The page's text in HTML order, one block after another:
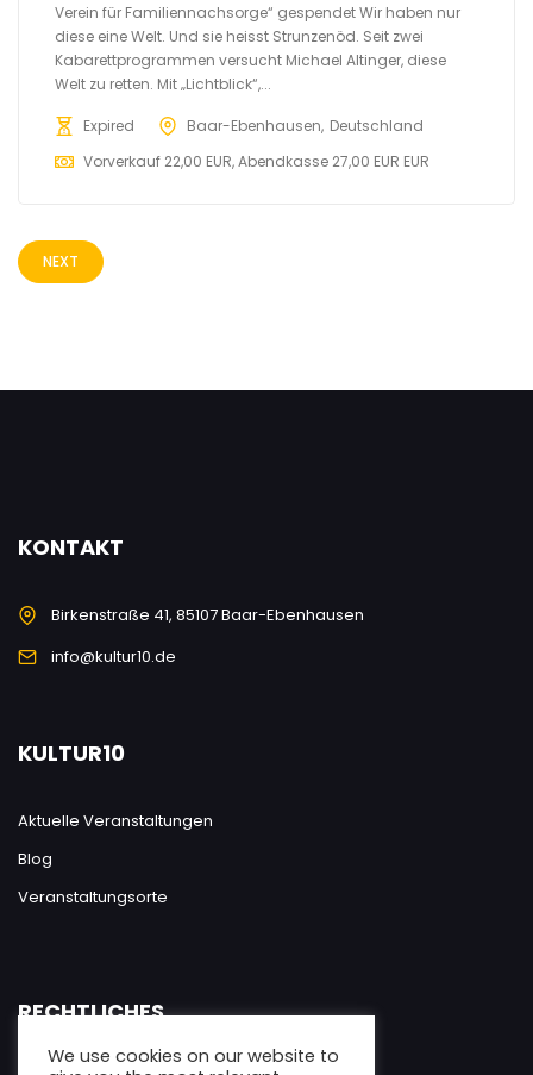
Verein für Familiennachsorge“ gespendet Wir haben nur
diese eine Welt. Und sie heisst Strunzenöd. Seit zwei
Kabarettprogrammen versucht Michael Altinger, diese
Welt zu retten. Mit „Lichtblick“,...
Expired Baar-Ebenhausen Deutschland
Vorverkauf 22,00 EUR, Abendkasse 27,00 EUR EUR
NEXT
KONTAKT
Birkenstraße 41, 85107 Baar-Ebenhausen
info@kultur10.de
KULTUR10
Aktuelle Veranstaltungen
Blog
Veranstaltungsorte
RECHTLICHES
We use cookies on our website to